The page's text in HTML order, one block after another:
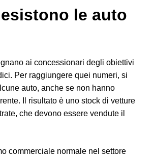
le auto
ai concessionari degli obiettivi
Per raggiungere quei numeri, si
auto, anche se non hanno
Il risultato è uno stock di vetture
che devono essere vendute il
commerciale normale nel settore